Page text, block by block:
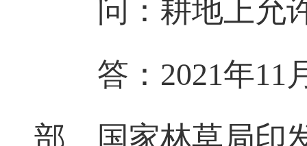
问：耕地上允
答：2021年11
部、国家林草局印